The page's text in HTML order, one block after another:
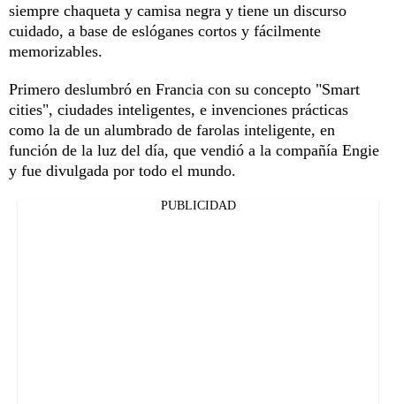
siempre chaqueta y camisa negra y tiene un discurso
cuidado, a base de eslóganes cortos y fácilmente
memorizables.
Primero deslumbró en Francia con su concepto "Smart
cities", ciudades inteligentes, e invenciones prácticas
como la de un alumbrado de farolas inteligente, en
función de la luz del día, que vendió a la compañía Engie
y fue divulgada por todo el mundo.
PUBLICIDAD